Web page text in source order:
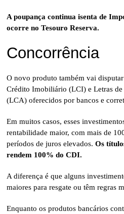
A poupança continua isenta de
ocorre no Tesouro Reserva.
Concorrência
O novo produto também vai
Crédito Imobiliário (LCI) e Letras
(LCA) oferecidos por bancos e
Em muitos casos, esses
rentabilidade maior, com mais de
períodos de juros elevados.Os
rendem 100% do CDI.
A diferença é que alguns
maiores para resgate ou têm regras
Enquanto os produtos bancários